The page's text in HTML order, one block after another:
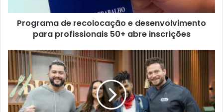
Programa de recolocação e desenvolvimento
para profissionais 50+ abre inscrições